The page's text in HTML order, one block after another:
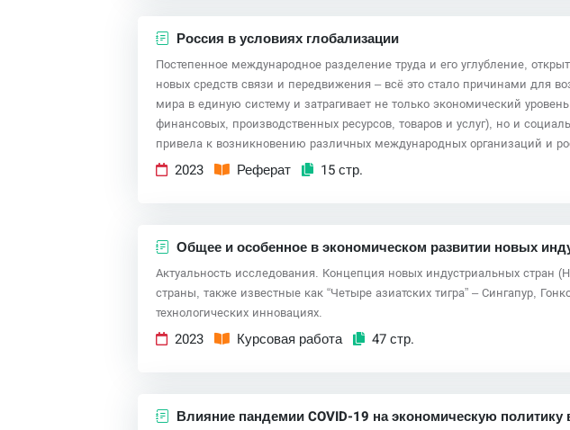
Россия в условиях глобализации
Постепенное международное разделение труда и его углубление,
новых средств связи и передвижения – всё это стало причинами для
мира в единую систему и затрагивает не только экономический
финансовых, производственных ресурсов, товаров и услуг), но и
привела к возникновению различных международных организаций и
2023 Реферат 15 стр.
Общее и особенное в экономическом развитии новых
Актуальность исследования. Концепция новых индустриальных стран
страны, также известные как “Четыре азиатских тигра” – Сингапур,
технологических инновациях.
2023 Курсовая работа 47 стр.
Влияние пандемии COVID-19 на экономическую политику